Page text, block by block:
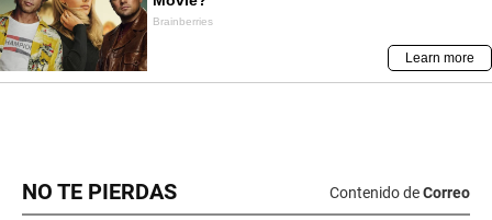
NO TE PIERDAS Contenido deCorreo